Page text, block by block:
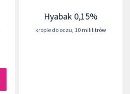
Hyabak 0,15%
krople do oczu, 10 mililitrów